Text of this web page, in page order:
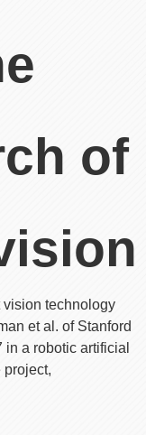
of
vision technology
et al. of Stanford
a robotic artificial
project,